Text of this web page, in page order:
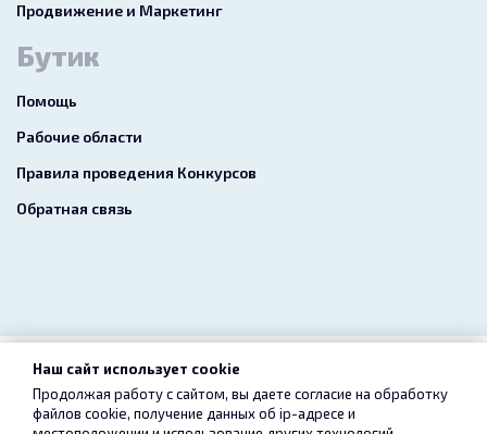
Продвижение и Маркетинг
Бутик
Помощь
Рабочие области
Правила проведения Конкурсов
Обратная связь
2026 freelance.boutique
Пользовательское соглашение Конфиденциальность
Наш сайт использует cookie
Продолжая работу с сайтом, вы даете согласие на обработку
файлов cookie, получение данных об ip-адресе и